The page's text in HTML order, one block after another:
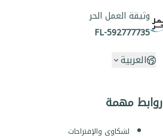
روابط مهمة
لشكاوى والإقتراحات
وثيقة العمل الحر
FL-592777735
العربية